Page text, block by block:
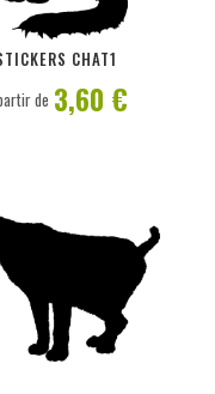
CHAT1
PERSONNALISER
de 3,60 €